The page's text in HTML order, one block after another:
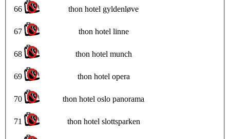
66 thon hotel gyldenløve
67 thon hotel linne
68 thon hotel munch
69 thon hotel opera
70 thon hotel oslo panorama
71 thon hotel slottsparken